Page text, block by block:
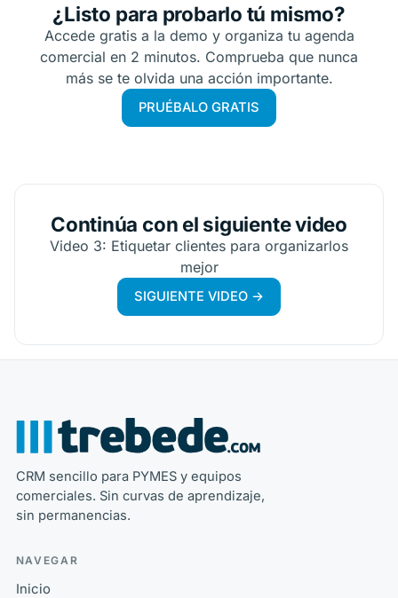
¿Listo para probarlo tú mismo?
Accede gratis a la demo y organiza tu agenda
comercial en 2 minutos. Comprueba que nunca
más se te olvida una acción importante.
PRUÉBALO GRATIS
Continúa con el siguiente video
Video 3: Etiquetar clientes para organizarlos
mejor
SIGUIENTE VIDEO →
CRM sencillo para PYMES y equipos
comerciales. Sin curvas de aprendizaje,
sin permanencias.
NAVEGAR
Inicio